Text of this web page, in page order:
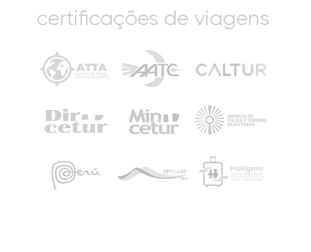
certificações de viagens